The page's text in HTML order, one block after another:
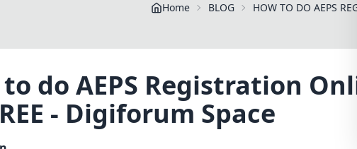
Home BLOG
do AEPS Registration
- Digiforum Space